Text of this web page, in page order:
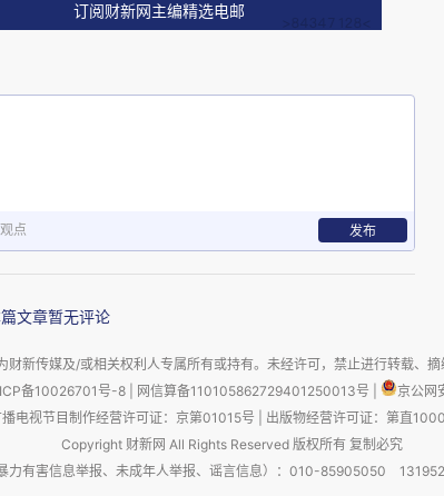
年2月21日。2026 年 2 月 21 日的《新科
领域前沿研究与发现，涵盖宇宙起源（数值相
且有专属干预手段、CAR-T 细胞或可延缓渐
米级淋巴样血管 NLVs，或为神经退行性疾病
域实现热量逆向流动，挑战热力学第二定
、大脑变大等进化的副产品，手部演化与工
，同时探讨了AI 的未来影响、气候政策的困境
订阅财新网主编精选电邮
点 发布
文章暂无评论
财新传媒及/或相关权利人专属所有或持有。未经许可，禁止进行转载、摘
备10026701号-8 网信算备110105862729401250013号
京公网
播电视节目制作经营许可证：京第01015号
出版物经营许可证：第直
Copyright 财新网 All Rights Reserved 版权所有 复制必究
力有害信息举报、未成年人举报、谣言信息）：010-85905050